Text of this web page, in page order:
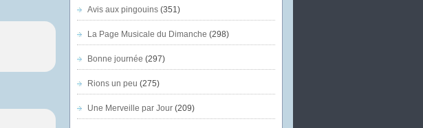
Avis aux pingouins(351)
La Page Musicale du Dimanche (298)
Bonne journée (297)
Rions un peu (275)
Une Merveille par Jour(209)